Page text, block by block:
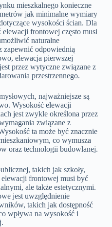
mieszkalnego konieczne
jak minimalne wymiary
wysokości ścian. Dla
frontowej często musi
naturalne
zapewnić odpowiednią
elewacja pierwszej
przez wytyczne związane z
przestrzennego.
najważniejsze są
Wysokość elewacji
jest zwykle określona przez
związane z
ta może być znacznie
co wymusza
oraz technologii budowlanej.
takich jak szkoły,
frontowej musi być
ale także estetycznymi.
jest uwzględnienie
takich jak dostępność
wpływa na wysokość i